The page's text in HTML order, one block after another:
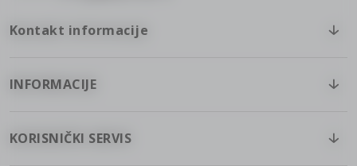
Kontakt informacije
INFORMACIJE
KORISNIČKI SERVIS